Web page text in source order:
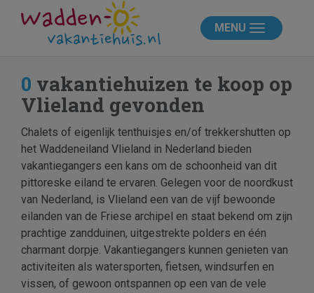
MENU
0 vakantiehuizen te koop op
Vlieland gevonden
Chalets of eigenlijk tenthuisjes en/of trekkershutten op
het Waddeneiland Vlieland in Nederland bieden
vakantiegangers een kans om de schoonheid van dit
pittoreske eiland te ervaren. Gelegen voor de noordkust
van Nederland, is Vlieland een van de vijf bewoonde
eilanden van de Friese archipel en staat bekend om zijn
prachtige zandduinen, uitgestrekte polders en één
charmant dorpje. Vakantiegangers kunnen genieten van
activiteiten als watersporten, fietsen, windsurfen en
vissen, of gewoon ontspannen op een van de vele